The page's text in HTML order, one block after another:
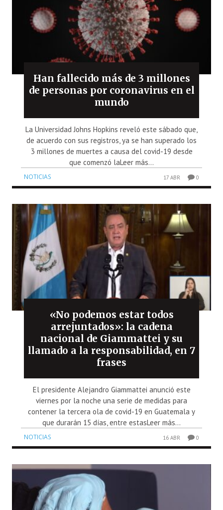
Han fallecido más de 3 millones
de personas por coronavirus en el
mundo
La Universidad Johns Hopkins reveló este sábado que,
de acuerdo con sus registros, ya se han superado los
3 millones de muertes a causa del covid-19 desde
que comenzó laLeer más...
NOTICIAS 17 ABR 0
«No podemos estar todos
arrejuntados»: la cadena
nacional de Giammattei y su
llamado a la responsabilidad, en 7
frases
El presidente Alejandro Giammattei anunció este
viernes por la noche una serie de medidas para
contener la tercera ola de covid-19 en Guatemala y
que durarán 15 días, entre estasLeer más...
NOTICIAS 16 ABR 0